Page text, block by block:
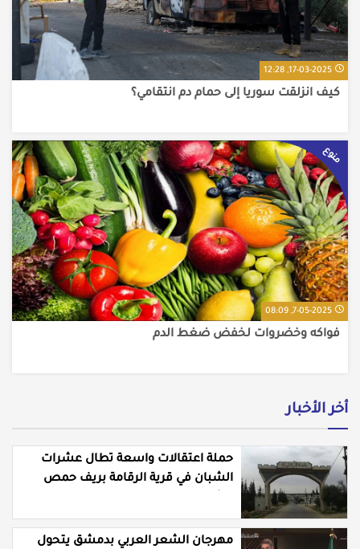
17-03-2025, 12:28
كيف انزلقت سوريا إلى حمام دم انتقامي؟
منوع
7-05-2025, 08:09
فواكه وخضروات لخفض ضغط الدم
أخر الأخبار
حملة اعتقالات واسعة تطال عشرات
الشبان في قرية الرقامة بريف حمص
مهرجان الشعر العربي بدمشق يتحول